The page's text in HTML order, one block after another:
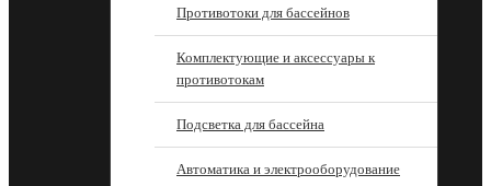
Противотоки для бассейнов
Комплектующие и аксессуары к
противотокам
Подсветка для бассейна
Автоматика и электрооборудование